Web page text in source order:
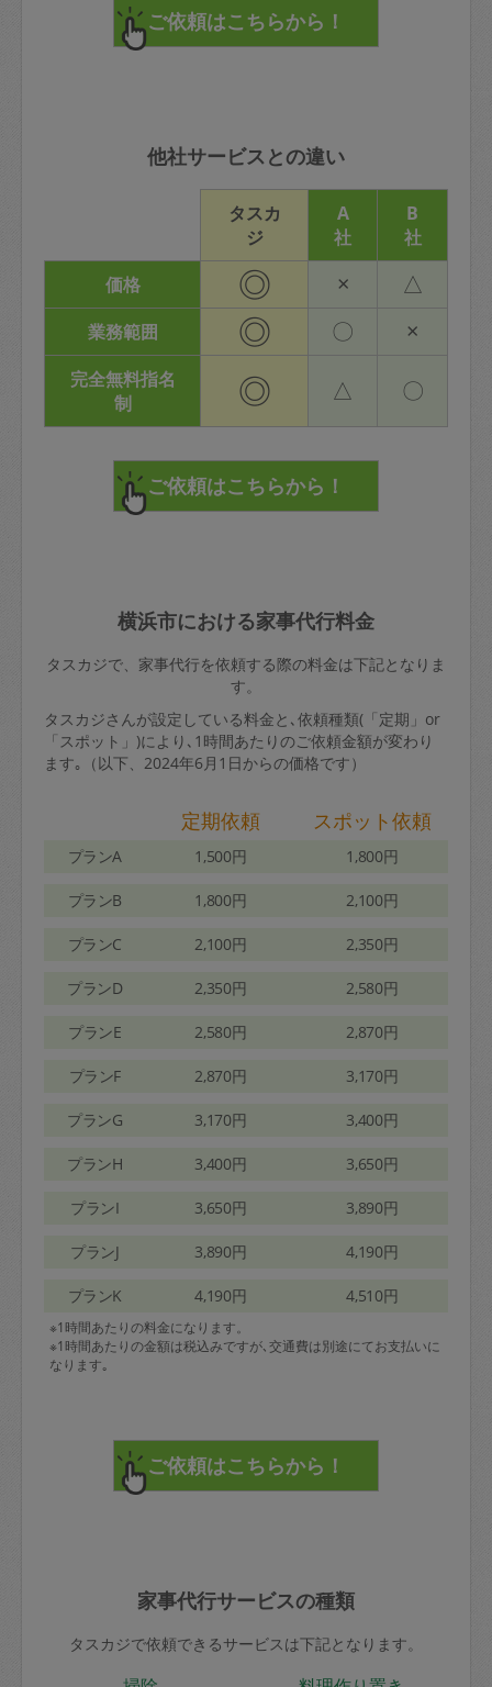
他社サービスとの違い
タスカ
ジ
A
社
B
社
価格
◎ × △
業務範囲 ◎ 〇 ×
完全無料指名
制
◎ △ 〇
横浜市における家事代行料金
タスカジで、家事代行を依頼する際の料金は下記となりま
す。
タスカジさんが設定している料金と､依頼種類(「定期」or
「スポット」)により､1時間あたりのご依頼金額が変わり
ます｡（以下、2024年6月1日からの価格です）
定期依頼 スポット依頼
プランA 1,500円 1,800円
プランB 1,800円 2,100円
プランC 2,100円 2,350円
プランD 2,350円 2,580円
プランE 2,580円 2,870円
プランF 2,870円 3,170円
プランG 3,170円 3,400円
プランH 3,400円 3,650円
プランI 3,650円 3,890円
プランJ 3,890円 4,190円
プランK 4,190円 4,510円
※1時間あたりの料金になります。
※1時間あたりの金額は税込みですが､交通費は別途にてお支払いに
なります｡
家事代行サービスの種類
タスカジで依頼できるサービスは下記となります。